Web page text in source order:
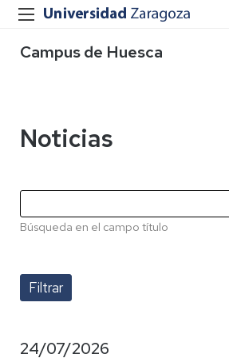
Campus de Huesca
Noticias
Búsqueda en el campo título
24/07/2026